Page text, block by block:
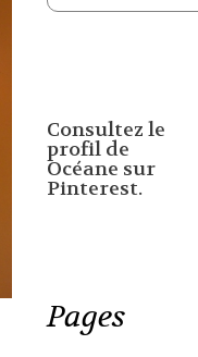
Consultez le
profil de
Océane sur
Pinterest.
Pages